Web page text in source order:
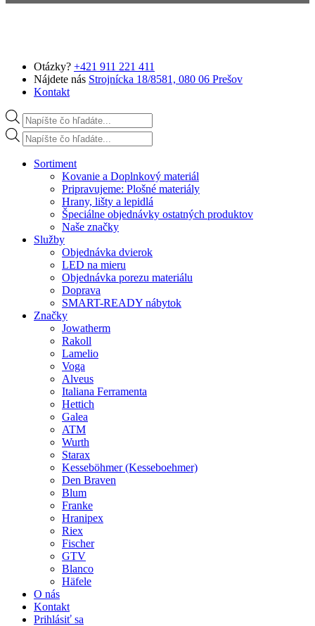
Otázky? +421 911 221 411
Nájdete nás Strojnícka 18/8581, 080 06 Prešov
Kontakt
Products search
Products search
Sortiment
Kovanie a Doplnkový materiál
Pripravujeme: Plošné materiály
Hrany, lišty a lepidlá
Špeciálne objednávky ostatných produktov
Naše značky
Služby
Objednávka dvierok
LED na mieru
Objednávka porezu materiálu
Doprava
SMART-READY nábytok
Značky
Jowatherm
Rakoll
Lamelio
Voga
Alveus
Italiana Ferramenta
Hettich
Galea
ATM
Wurth
Starax
Kesseböhmer (Kesseboehmer)
Den Braven
Blum
Franke
Hranipex
Riex
Fischer
GTV
Blanco
Häfele
O nás
Kontakt
Prihlásiť sa